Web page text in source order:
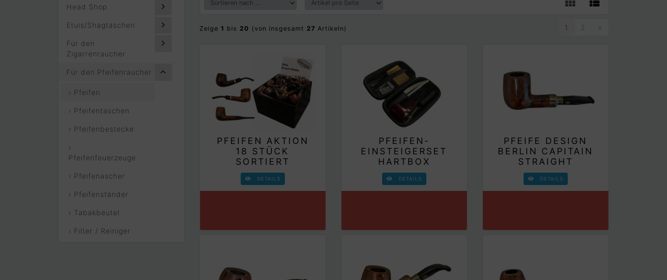
Head Shop
Etuis/Shagtaschen
Für den
Zigarrenraucher
Für den Pfeifenraucher
› Pfeifen
› Pfeifentaschen
› Pfeifenbestecke
›
Pfeifenfeuerzeuge
› Pfeifenascher
› Pfeifenständer
› Tabakbeutel
› Filter / Reiniger
Zeige 1 bis 20 (von insgesamt 27 Artikeln) 1 2 »
PFEIFEN AKTION
18 STÜCK
SORTIERT
DETAILS
PFEIFEN-
EINSTEIGERSET
HARTBOX
DETAILS
PFEIFE DESIGN
BERLIN CAPITAIN
STRAIGHT
DETAILS